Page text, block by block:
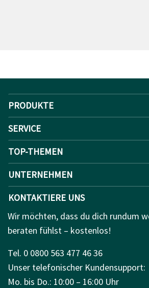
PRODUKTE
SERVICE
TOP-THEMEN
UNTERNEHMEN
KONTAKTIERE UNS
Wir möchten, dass du dich rundum
beraten fühlst – kostenlos!
Tel. 0 0800 563 477 46 36
Unser telefonischer Kundensupport:
Mo. bis Do.: 10:00 – 16:00 Uhr